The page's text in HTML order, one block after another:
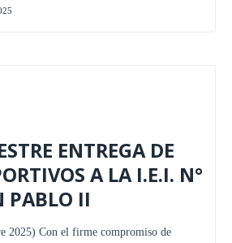
ENTREGA DE
A LA I.E.I. N°
PABLO II
2025) Con el firme compromiso de